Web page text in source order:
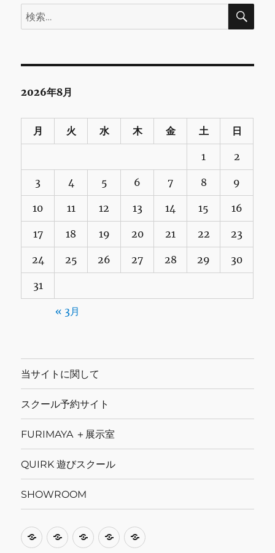
検
索:
検
2026年8月
月 火 水 木 金 土 日
1 2
3 4 5 6 7 8 9
10 11 12 13 14 15 16
17 18 19 20 21 22 23
24 25 26 27 28 29 30
31
« 3月
当サイトに関して
スクール予約サイト
FURIMAYA ＋展示室
QUIRK 遊びスクール
SHOWROOM
当
ス
FURIMAYA
QUIRKSHOWROOM